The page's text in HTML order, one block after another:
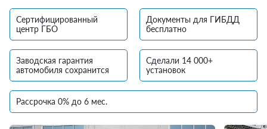
Сертифицированный
центр ГБО
Документы для ГИБДД
бесплатно
Заводская гарантия
автомобиля сохранится
Сделали 14 000+
установок
Рассрочка 0% до 6 мес.